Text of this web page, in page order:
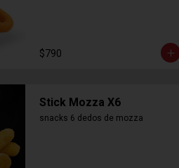
$790
Stick Mozza X6
snacks 6 dedos de mozza